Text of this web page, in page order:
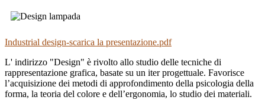
Industrial design-scarica la presentazione.pdf
L' indirizzo "Design" è rivolto allo studio delle tecniche di
rappresentazione grafica, basate su un iter progettuale. Favorisce
l’acquisizione dei metodi di approfondimento della psicologia della
forma, la teoria del colore e dell’ergonomia, lo studio dei materiali.